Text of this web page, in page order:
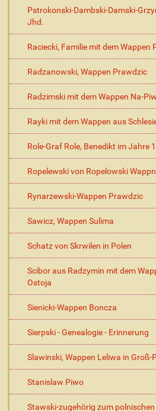
Pstrokonski-Dambski-Damski-
Jhd.
Raciecki, Familie mit dem Wappen
Radzanowski, Wappen Prawdzic
Radzimski mit dem Wappen Na-
Rayki mit dem Wappen aus
Role-Graf Role, Benedikt im Jahre
Ropelewski von Ropelowski
Rynarzewski-Wappen Prawdzic
Sawicz, Wappen Sulima
Schatz von Skrwilen in Polen
Scibor aus Radzymin mit dem
Ostoja
Sienicki-Wappen Boncza
Sierpski - Genealogie - Erinnerung
Slawinski, Wappen Leliwa in Groß-
Stanislaw Piwo
Stawski-zugehörig zum polnischen